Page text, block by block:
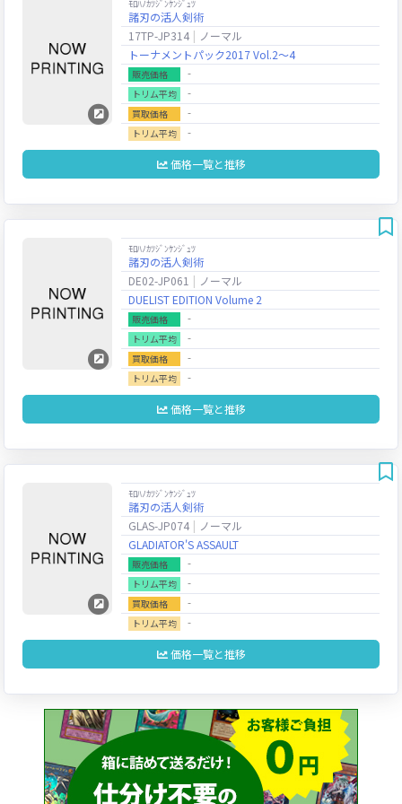
ﾓﾛﾊﾉｶﾂｼﾞﾝｹﾝｼﾞｭﾂ
諸刃の活人剣術
17TP-JP314
ノーマル
トーナメントパック2017 Vol.2～4
販売価格 ‐
トリム平均 ‐
買取価格 ‐
トリム平均 ‐
価格一覧と推移
ﾓﾛﾊﾉｶﾂｼﾞﾝｹﾝｼﾞｭﾂ
諸刃の活人剣術
DE02-JP061
ノーマル
DUELIST EDITION Volume 2
販売価格 ‐
トリム平均 ‐
買取価格 ‐
トリム平均 ‐
価格一覧と推移
ﾓﾛﾊﾉｶﾂｼﾞﾝｹﾝｼﾞｭﾂ
諸刃の活人剣術
GLAS-JP074
ノーマル
GLADIATOR'S ASSAULT
販売価格 ‐
トリム平均 ‐
買取価格 ‐
トリム平均 ‐
価格一覧と推移